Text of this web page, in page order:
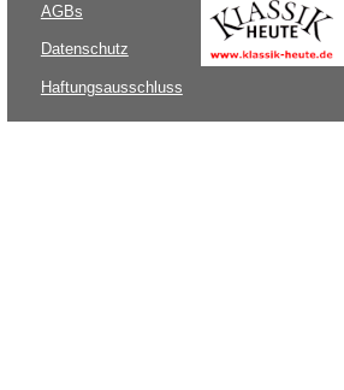
AGBs
Datenschutz
Haftungsausschluss